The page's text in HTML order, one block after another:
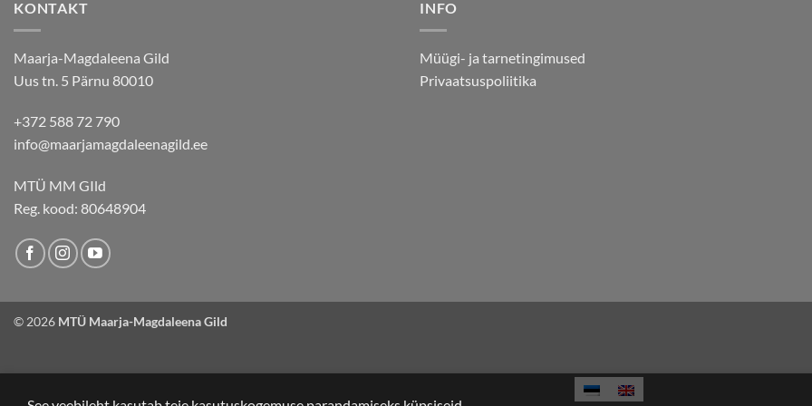
KONTAKT
Maarja-Magdaleena Gild
Uus tn. 5 Pärnu 80010
+372 588 72 790
info@maarjamagdaleenagild.ee
MTÜ MM GIld
Reg. kood: 80648904
INFO
Müügi- ja tarnetingimused
Privaatsuspoliitika
© 2026 MTÜ Maarja-Magdaleena Gild